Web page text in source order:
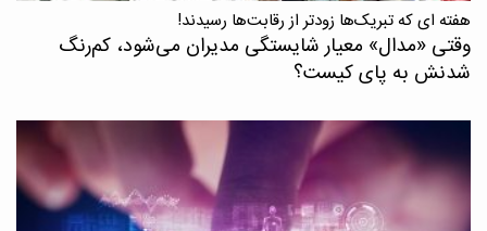
هفته ای که تبریک‌ها زودتر از رقابت‌ها رسیدند!
وقتی «مدال‌» معیار شایستگی مدیران می‌شود، کم‌رنگ
شدنش به پای کیست؟